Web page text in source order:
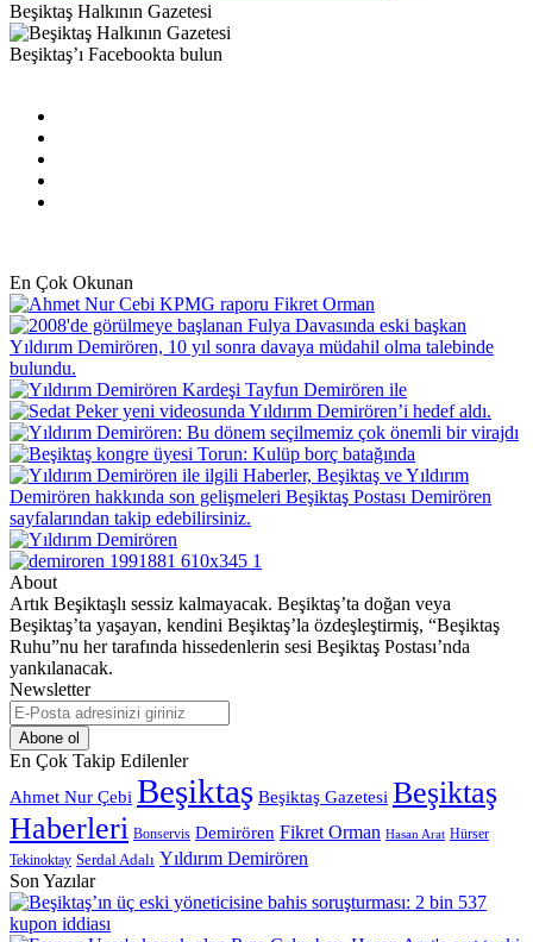
Beşiktaş Halkının Gazetesi
Beşiktaş’ı Facebookta bulun
En Çok Okunan
About
Artık Beşiktaşlı sessiz kalmayacak. Beşiktaş’ta doğan veya
Beşiktaş’ta yaşayan, kendini Beşiktaş’la özdeşleştirmiş, “Beşiktaş
Ruhu”nu her tarafında hissedenlerin sesi Beşiktaş Postası’nda
yankılanacak.
Newsletter
E-
Posta
adresinizi
giriniz
En Çok Takip Edilenler
Ahmet Nur Çebi Beşiktaş Beşiktaş Gazetesi Beşiktaş
Haberleri Bonservis Demirören Fikret Orman Hasan Arat Hürser
Tekinoktay Serdal Adalı Yıldırım Demirören
Son Yazılar